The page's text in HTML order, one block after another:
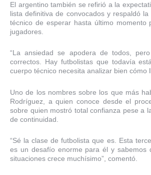
El argentino también se refirió a la
lista definitiva de convocados y respaldó
técnico de esperar hasta último momento
jugadores.
“La ansiedad se apodera de todos,
correctos. Hay futbolistas que todavía
cuerpo técnico necesita analizar bien cómo
Uno de los nombres sobre los que más
Rodríguez, a quien conoce desde el
sobre quien mostró total confianza pese a
de continuidad.
“Sé la clase de futbolista que es. Esta
es un desafío enorme para él y sabemos
situaciones crece muchísimo”, comentó.